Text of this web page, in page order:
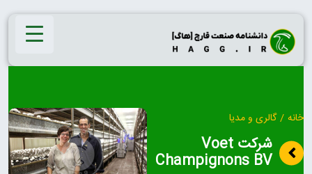
Skip
content
خانه / گالری و مدیا
شرکت Voet
Champignons BV